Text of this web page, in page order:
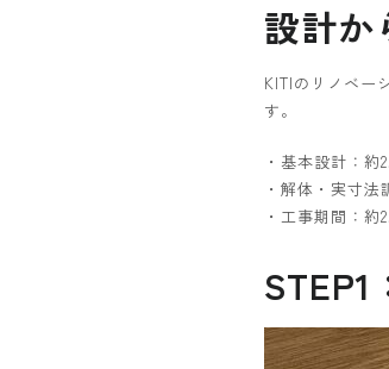
設計か
KITIのリノベー
す。
・基本設計：約
・解体・実寸法
・工事期間：約